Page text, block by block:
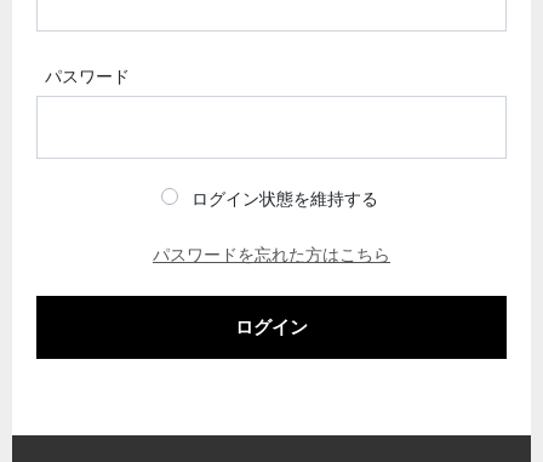
パスワード
ログイン状態を維持する
パスワードを忘れた方はこちら
ログイン